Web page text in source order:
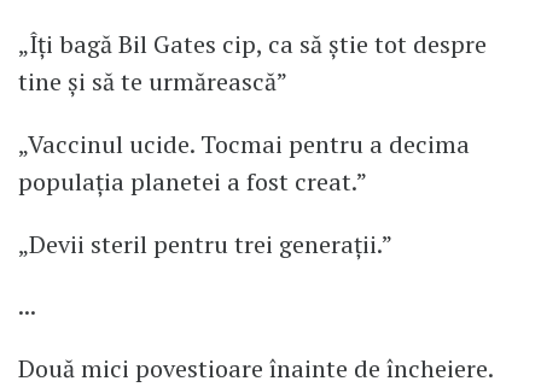
„Îți bagă Bil Gates cip, ca să știe tot despre
tine și să te urmărească”
„Vaccinul ucide. Tocmai pentru a decima
populația planetei a fost creat.”
„Devii steril pentru trei generații.”
...
Două mici povestioare înainte de încheiere.